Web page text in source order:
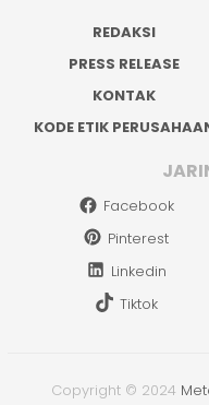
REDAKSI
PRESS RELEASE
KONTAK
KODE ETIK
Facebook
Pinterest
Linkedin
Tiktok
Copyright © 2024